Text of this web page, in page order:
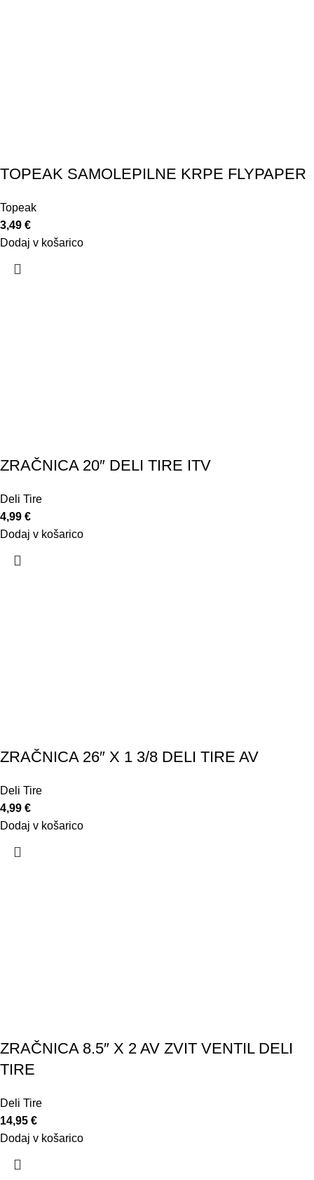
TOPEAK SAMOLEPILNE KRPE FLYPAPER
Topeak
3,49 €
Dodaj v košarico
ZRAČNICA 20″ DELI TIRE ITV
Deli Tire
4,99 €
Dodaj v košarico
ZRAČNICA 26″ X 1 3/8 DELI TIRE AV
Deli Tire
4,99 €
Dodaj v košarico
ZRAČNICA 8.5″ X 2 AV ZVIT VENTIL DELI
TIRE
Deli Tire
14,95 €
Dodaj v košarico